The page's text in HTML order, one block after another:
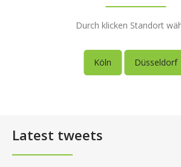
Durch klicken Standort
Köln Düsseldorf
Latest tweets